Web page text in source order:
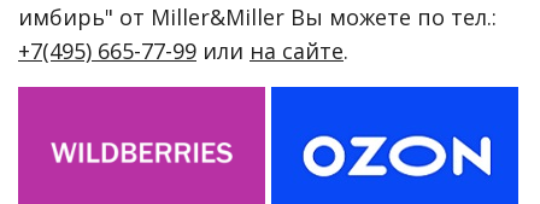
имбирь" от Miller&Miller Вы можете по тел.:
+7(495) 665-77-99 или на сайте.